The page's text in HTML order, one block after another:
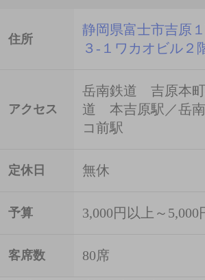
住所
静岡県富士市吉原
３-１ワカオビル２
アクセス
岳南鉄道 吉原本
道 本吉原駅／岳
コ前駅
定休日 無休
予算 3,000円以上～5,000
客席数 80席